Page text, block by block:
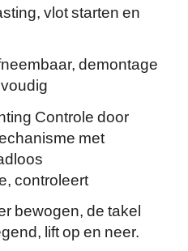
vlot starten en
demontage
Controle door
met
controleert
bewogen, de takel
lift op en neer.